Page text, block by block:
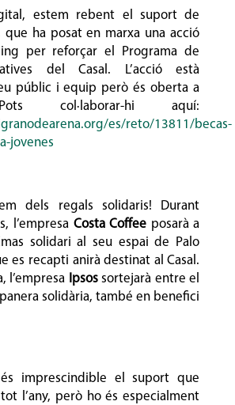
estem rebent el suport de
que ha posat en marxa una acció
per reforçar el Programa de
del Casal. L’acció està
públic i equip però és oberta a
col·laborar-hi aquí:
es/reto/13811/becas-
jovenes
dels regals solidaris! Durant
l’empresa Costa Coffee posarà a
solidari al seu espai de Palo
es recapti anirà destinat al Casal.
l’empresa Ipsossortejarà entre el
solidària, també en benefici
imprescindible el suport que
l’any, però ho és especialment